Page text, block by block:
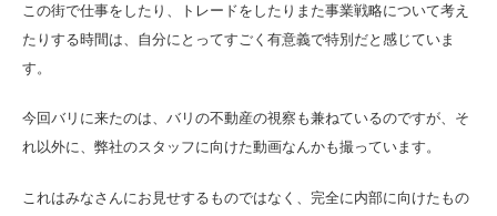
この街で仕事をしたり、トレードをしたりまた事業戦略について考え
たりする時間は、自分にとってすごく有意義で特別だと感じていま
す。
今回バリに来たのは、バリの不動産の視察も兼ねているのですが、そ
れ以外に、弊社のスタッフに向けた動画なんかも撮っています。
これはみなさんにお見せするものではなく、完全に内部に向けたもの